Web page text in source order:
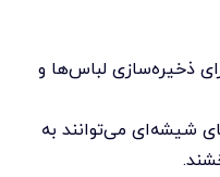
ذخیره‌سازی لباس‌ها و
شیشه‌ای می‌توانند به